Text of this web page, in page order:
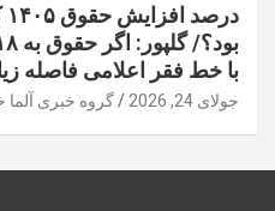
با خط فقر اعلامی فاصله
جولای 24, 2026 گروه خبری آلما